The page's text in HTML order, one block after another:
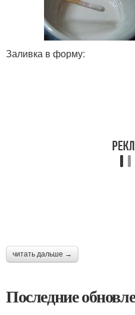
Заливка в форму:
читать дальше →
Последние